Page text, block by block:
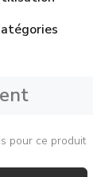
pour ce produit